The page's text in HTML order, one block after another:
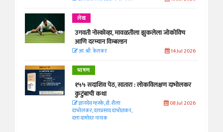
लेख
उगवती नोस्कोव्हा, मावळतीला झुकलेला जोकोविच
आणि दरम्यान विम्बल्डन
आ. श्री. केतकर 14 Jul 2026
भाषण
१५५ सदाशिव पेठ, सातारा : लोकविलक्षण दाभोलकर
कुटुंबाची कथा
ज्ञानदेव म्हस्के, डॉ. शैला
दाभोलकर, दत्तप्रसाद दाभोळकर,
दत्ता दामोदर नायक
08 Jul 2026